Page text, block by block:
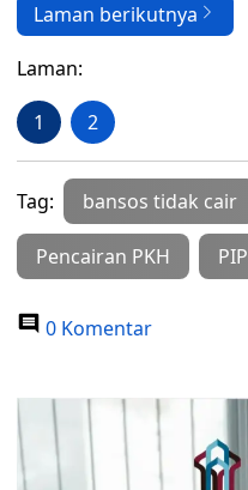
Laman berikutnya
Laman:
1 2
Tag: bansos tidak cair
Pencairan PKH PIP
0 Komentar